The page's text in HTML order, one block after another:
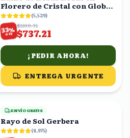
Florero de Cristal con Globo
Corazón
(5,529)
33%
OFF
$1100.31
$737.21
¡PEDIR AHORA!
ENTREGA URGENTE
ENVÍO GRATIS
Rayo de Sol Gerbera
(4,975)